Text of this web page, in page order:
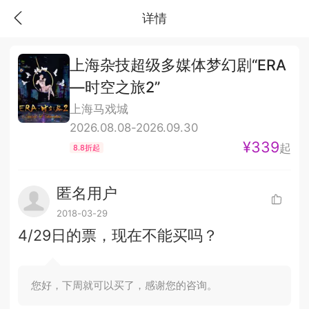
详情
上海杂技超级多媒体梦幻剧“ERA
—时空之旅2”
上海马戏城
2026.08.08-2026.09.30
8.8折起 ¥339起
匿名用户
2018-03-29
4/29日的票，现在不能买吗？
您好，下周就可以买了，感谢您的咨询。